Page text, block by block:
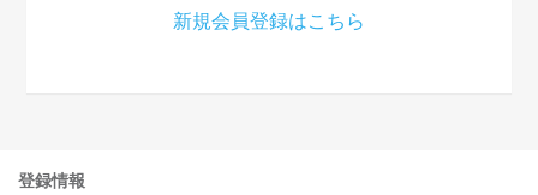
新規会員登録はこちら
登録情報